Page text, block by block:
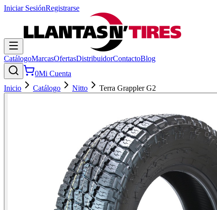
Iniciar SesiónRegistrarse
CatálogoMarcasOfertasDistribuidorContactoBlog
0Mi Cuenta
Inicio
Catálogo Nitto Terra Grappler G2